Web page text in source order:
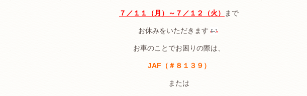
７／１１（月）～７／１２（火） まで
お休みをいただきます
お車のことでお困りの際は、
JAF（＃８１３９）
または